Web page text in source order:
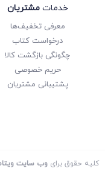
خدماتمشتریان
معرفی تخفیف‌ها
درخواست کتاب
چگونگی بازگشت کالا
حریم خصوصی
پشتیبانی مشتریان
کلیه حقوق برای وب سایت